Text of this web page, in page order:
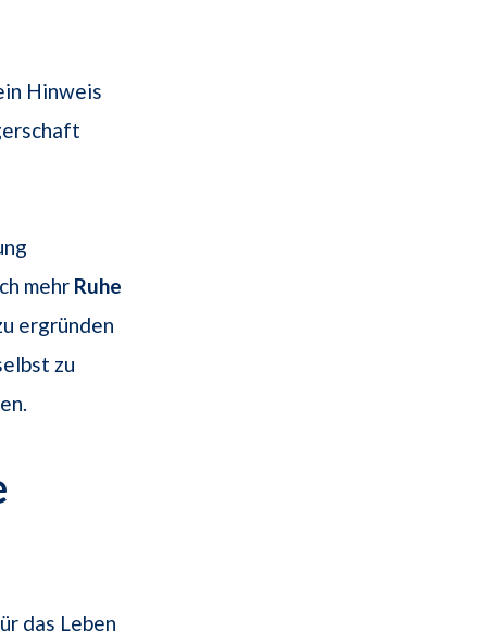
Hinweis
mehr Ruhe
ergründen
zu
das Leben